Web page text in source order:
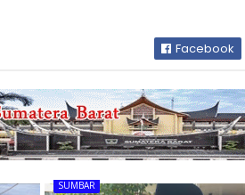
Facebook
SUMBAR